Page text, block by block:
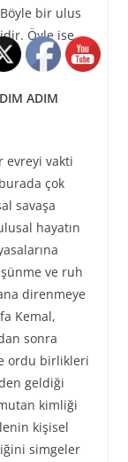
bir ulus
Öyle ise
ADIM
evreyi vakti
çok
savaşa
hayatın
ve ruh
direnmeye
Kemal,
sonra
ordu birlikleri
geldiği
kimliği
kişisel
simgeler